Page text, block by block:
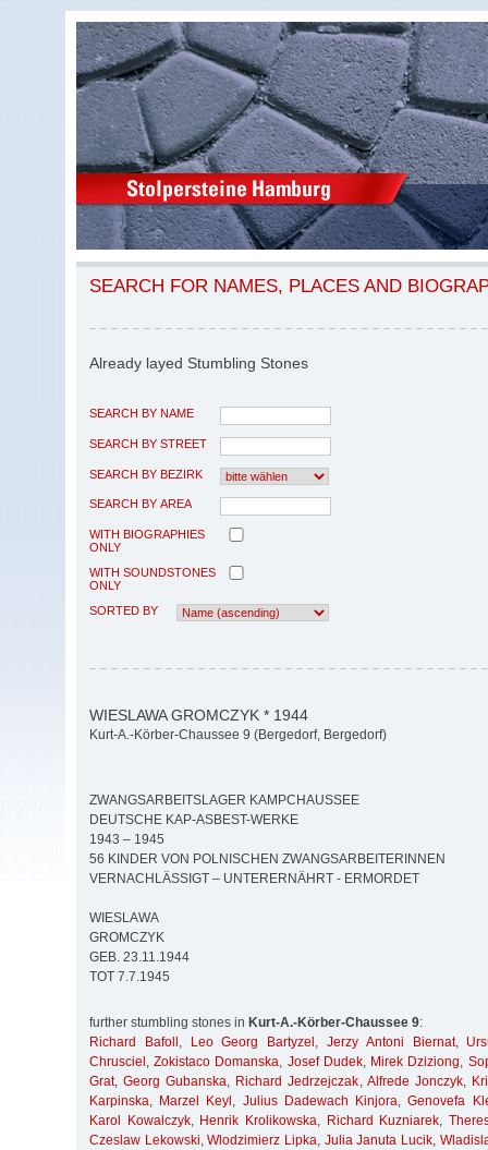
SEARCH FOR NAMES, PLACES AND
Already layed Stumbling Stones
SEARCH BY NAME
SEARCH BY STREET
SEARCH BY BEZIRK
SEARCH BY AREA
WITH BIOGRAPHIES
ONLY
WITH SOUNDSTONES
ONLY
SORTED BY
WIESLAWA GROMCZYK * 1944
Kurt-A.-Körber-Chaussee 9 (Bergedorf, Bergedorf)
ZWANGSARBEITSLAGER KAMPCHAUSSEE
DEUTSCHE KAP-ASBEST-WERKE
1943 – 1945
56 KINDER VON POLNISCHEN ZWANGSARBEITERINNEN
VERNACHLÄSSIGT – UNTERERNÄHRT - ERMORDET
WIESLAWA
GROMCZYK
GEB. 23.11.1944
TOT 7.7.1945
further stumbling stones in Kurt-A.-Körber-Chaussee 9:
Richard Bafoll , Leo Georg Bartyzel ,Jerzy Antoni Biernat,
Chrusciel ,Zokistaco Domanska, Josef Dudek, Mirek Dziziong,
Grat,Georg Gubanska, Richard Jedrzejczak, Alfrede Jonczyk,
Karpinska, Marzel Keyl , Julius Dadewach Kinjora,Genovefa
Karol Kowalczyk, Henrik Krolikowska, Richard Kuzniarek,
Czeslaw Lekowski,Wlodzimierz Lipka, Julia Januta Lucik,